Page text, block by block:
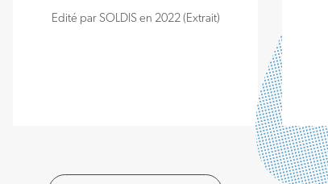
Edité par SOLDIS en 2022 (Extrait)